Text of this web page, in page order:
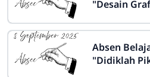
"Desain
Absen
"Didiklah